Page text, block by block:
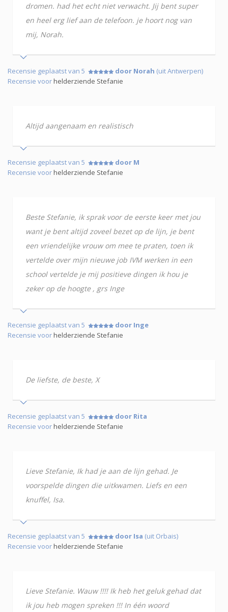
dromen. had het echt niet verwacht. Jij bent super
en heel erg lief aan de telefoon. je hoort nog van
mij, Norah.
Recensie geplaatst van 5 door Norah (uit Antwerpen)
Recensie voorhelderziende Stefanie
Altijd aangenaam en realistisch
Recensie geplaatst van 5
door M
Recensie voorhelderziende Stefanie
Beste Stefanie, ik sprak voor de eerste keer met jou
want je bent altijd zoveel bezet op de lijn, je bent
een vriendelijke vrouw om mee te praten, toen ik
vertelde over mijn nieuwe job IVM werken in een
school vertelde je mij positieve dingen ik hou je
zeker op de hoogte , grs Inge
Recensie geplaatst van 5
door Inge
Recensie voorhelderziende Stefanie
De liefste, de beste, X
Recensie geplaatst van 5
door Rita
Recensie voorhelderziende Stefanie
Lieve Stefanie, Ik had je aan de lijn gehad. Je
voorspelde dingen die uitkwamen. Liefs en een
knuffel, Isa.
Recensie geplaatst van 5 door Isa (uit Orbais)
Recensie voorhelderziende Stefanie
Lieve Stefanie. Wauw !!!! Ik heb het geluk gehad dat
ik jou heb mogen spreken !!! In één woord